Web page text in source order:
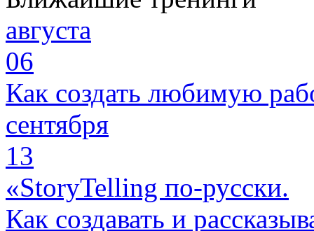
августа
06
Как создать любимую
сентября
13
«StoryTelling по-русски.
Как создавать и